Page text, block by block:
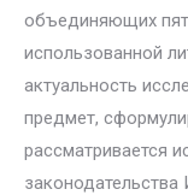
объединяющих
использованной
актуальность
предмет,
рассматривается